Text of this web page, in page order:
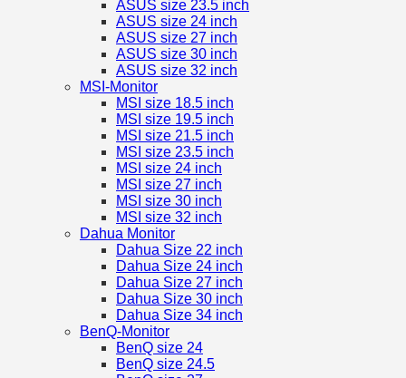
ASUS size 23.5 inch
ASUS size 24 inch
ASUS size 27 inch
ASUS size 30 inch
ASUS size 32 inch
MSI-Monitor
MSI size 18.5 inch
MSI size 19.5 inch
MSI size 21.5 inch
MSI size 23.5 inch
MSI size 24 inch
MSI size 27 inch
MSI size 30 inch
MSI size 32 inch
Dahua Monitor
Dahua Size 22 inch
Dahua Size 24 inch
Dahua Size 27 inch
Dahua Size 30 inch
Dahua Size 34 inch
BenQ-Monitor
BenQ size 24
BenQ size 24.5